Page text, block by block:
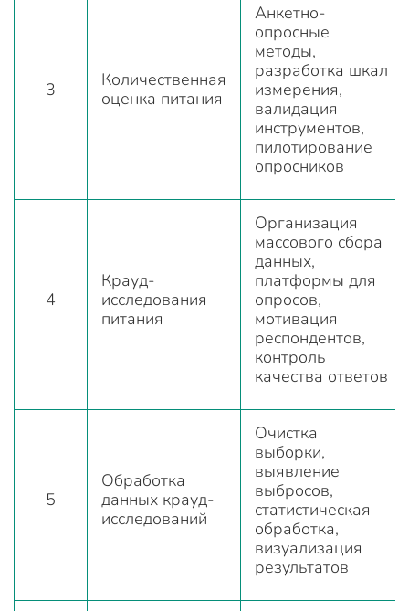
3
Количественная
оценка питания
Анкетно-
опросные
методы,
разработка шкал
измерения,
валидация
инструментов,
пилотирование
опросников
4
Крауд-
исследования
питания
Организация
массового сбора
данных,
платформы для
опросов,
мотивация
респондентов,
контроль
качества ответов
5
Обработка
данных крауд-
исследований
Очистка
выборки,
выявление
выбросов,
статистическая
обработка,
визуализация
результатов